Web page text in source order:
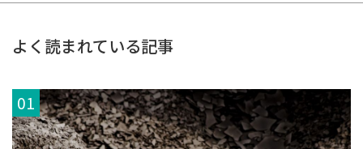
よく読まれている記事